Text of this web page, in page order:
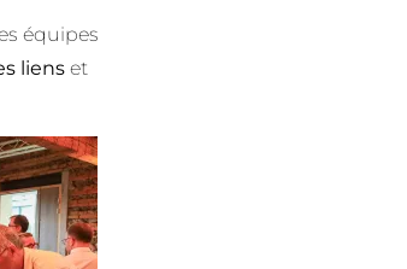
équipes
lienset